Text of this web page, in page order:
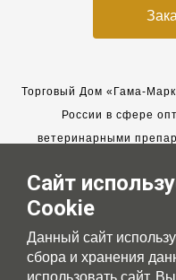
Торговый Дом «Гама-
России в сфере
ветеринарными
Мы работаем с 2005
новых клиентов и
долгосрочные
Сайт
Cookie
Данный сайт
сбора и хранения
использовать сайт,